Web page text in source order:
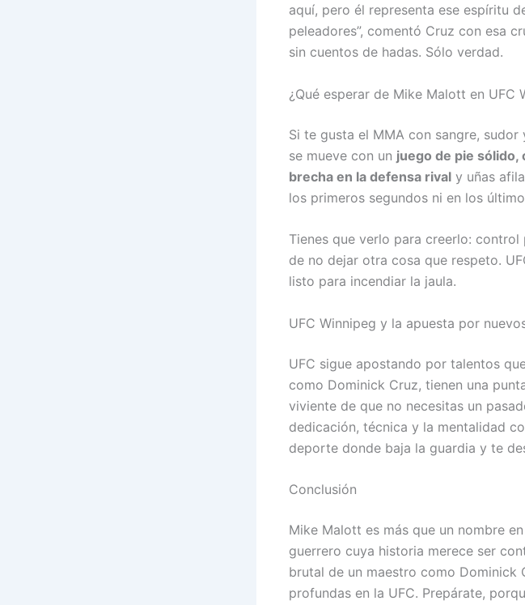
aquí, pero él representa ese espíritu
peleadores”, comentó Cruz con esa
sin cuentos de hadas. Sólo verdad.
¿Qué esperar de Mike Malott en UFC
Si te gusta el MMA con sangre,
se mueve con un juego de pie
brecha en la defensa rival y uñas
los primeros segundos ni en los
Tienes que verlo para creerlo:
de no dejar otra cosa que respeto.
listo para incendiar la jaula.
UFC Winnipeg y la apuesta por
UFC sigue apostando por talentos
como Dominick Cruz, tienen una
viviente de que no necesitas un
dedicación, técnica y la mentalidad
deporte donde baja la guardia y te
Conclusión
Mike Malott es más que un nombre
guerrero cuya historia merece ser
brutal de un maestro como Dominick
profundas en la UFC. Prepárate,